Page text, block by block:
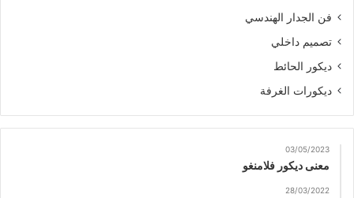
فن الجدار الهندسي
تصميم داخلي
ديكور الحائط
ديكورات الغرفة
03/05/2023
معنى ديكور فلامنغو
28/03/2022